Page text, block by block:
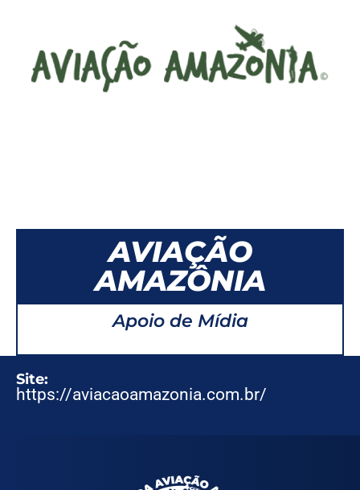
AVIAÇÃO
AMAZÔNIA
Apoio de Mídia
Site:
https://aviacaoamazonia.com.br/